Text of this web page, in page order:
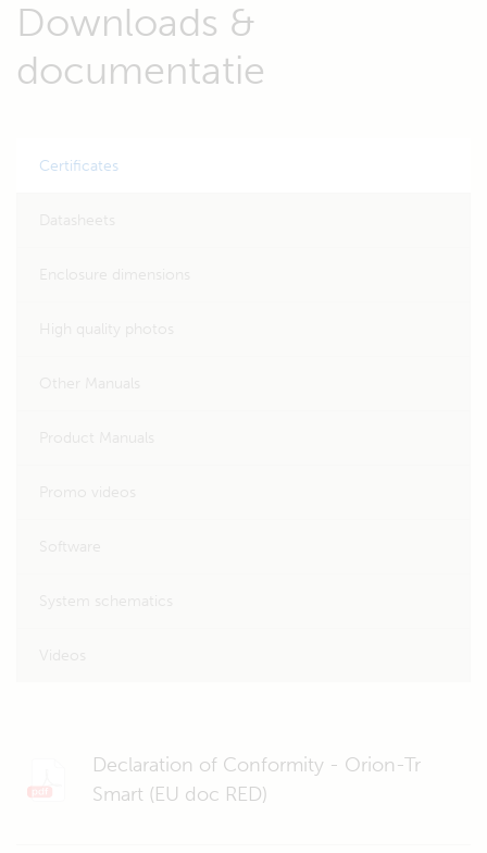
Downloads &
documentatie
Certificates
Declaration of Conformity - Orion-Tr
Smart (EU doc RED)